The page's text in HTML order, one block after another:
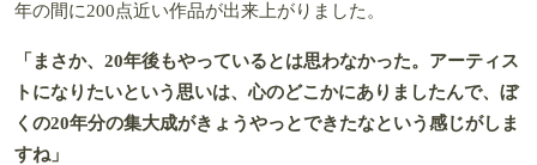
年の間に200点近い作品が出来上がりました。
「まさか、20年後もやっているとは思わなかった。アーティス
トになりたいという思いは、心のどこかにありましたんで、ぼ
くの20年分の集大成がきょうやっとできたなという感じがしま
すね」